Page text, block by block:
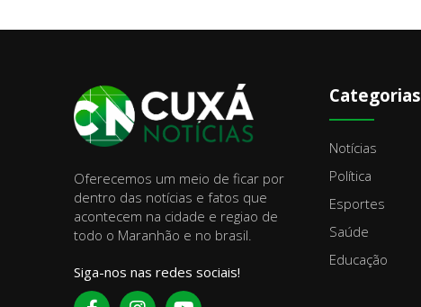
Oferecemos um meio de ficar por
dentro das notícias e fatos que
acontecem na cidade e regiao de
todo o Maranhão e no brasil.
Siga-nos nas redes sociais!
Categorias
Notícias
Política
Esportes
Saúde
Educação